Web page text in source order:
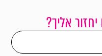
אליך?